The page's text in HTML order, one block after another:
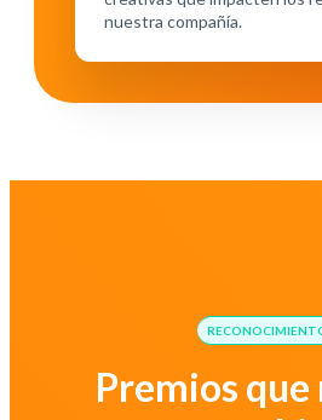
nuestra compañía.
Premios que